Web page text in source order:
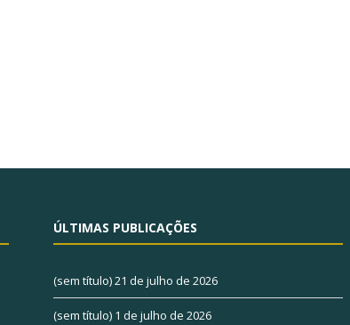
ÚLTIMAS PUBLICAÇÕES
(sem título)21 de julho de 2026
(sem título) 1 de julho de 2026